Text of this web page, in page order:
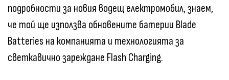
подробности за новия водещ електромобил, знаем,
че той ще използва обновените батерии Blade
Batteries на компанията и технологията за
светкавично зареждане Flash Charging.